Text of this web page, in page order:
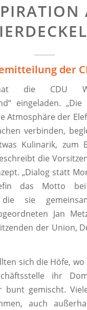
der
die CDU
eingeladen.
Atmosphäre der
verbinden,
Kulinarik, zum
die
„Dialog statt
das Motto
die sie
Jan
der Union,
sich die Höfe,
ihr
bunt gemischt.
auch